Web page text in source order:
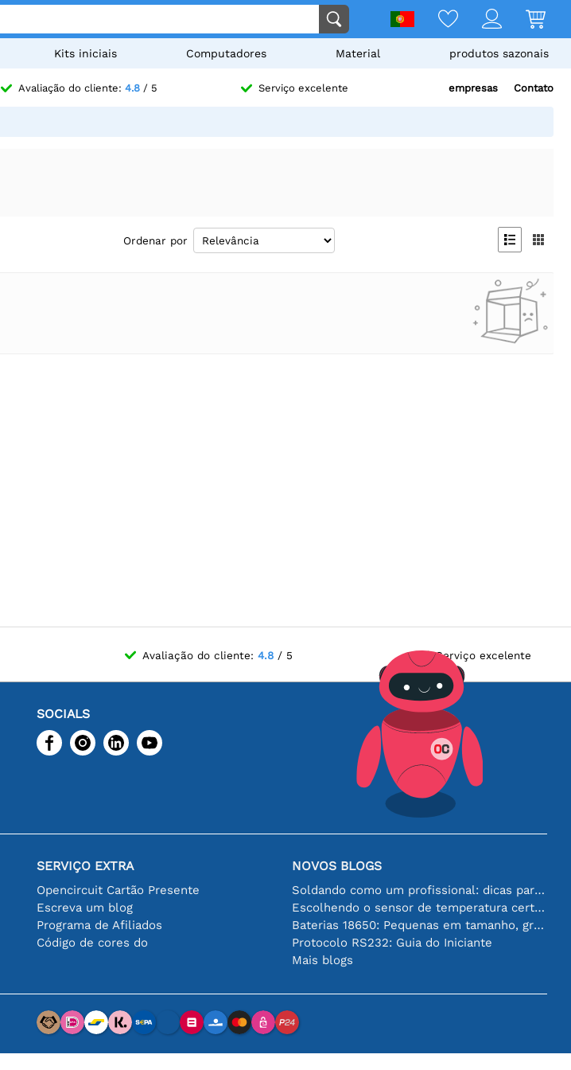
Kits iniciais Computadores Material produtos sazonais
Avaliação do cliente: 4.8/ 5 Serviço excelente empresas Contato
Ordenar por  
Avaliação do cliente:4.8 / 5 Serviço excelente
SOCIALS
SERVIÇO EXTRA
Opencircuit Cartão Presente
Escreva um blog
Programa de Afiliados
Código de cores do
NOVOS BLOGS
Soldando como um profissional: dicas para conexões eletrônicas perfeitas
Escolhendo o sensor de temperatura certo [youtube]
Baterias 18650: Pequenas em tamanho, grandes em desempenho
Protocolo RS232: Guia do Iniciante
Mais blogs